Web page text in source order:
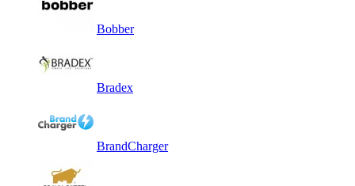
Bobber
Bradex
BrandCharger